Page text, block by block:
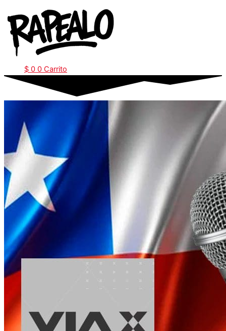
al
contenido
$ 0 0 Carrito